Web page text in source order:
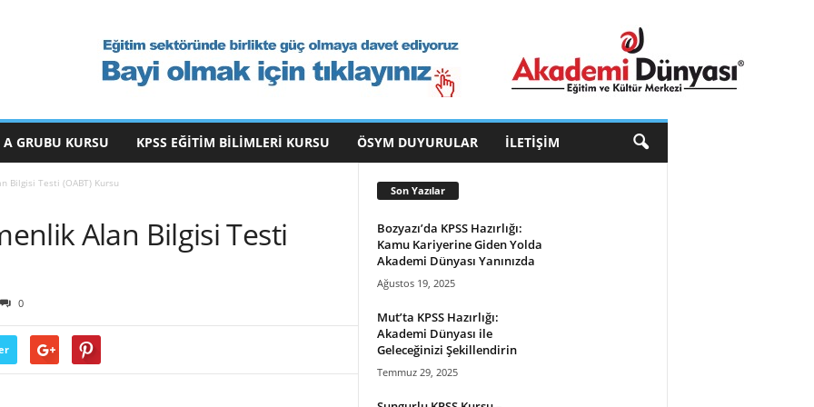
A GRUBU KURSU KPSS EĞITIM BILIMLERI KURSU ÖSYM DUYURULAR İLETIŞIM
Bilgisi Testi (OABT) Kursu
Alan Bilgisi Testi
0
Son Yazılar
Bozyazı’da KPSS Hazırlığı:
Kamu Kariyerine Giden Yolda
Akademi Dünyası Yanınızda
Ağustos 19, 2025
Mut’ta KPSS Hazırlığı:
Akademi Dünyası ile
Geleceğinizi Şekillendirin
Temmuz 29, 2025